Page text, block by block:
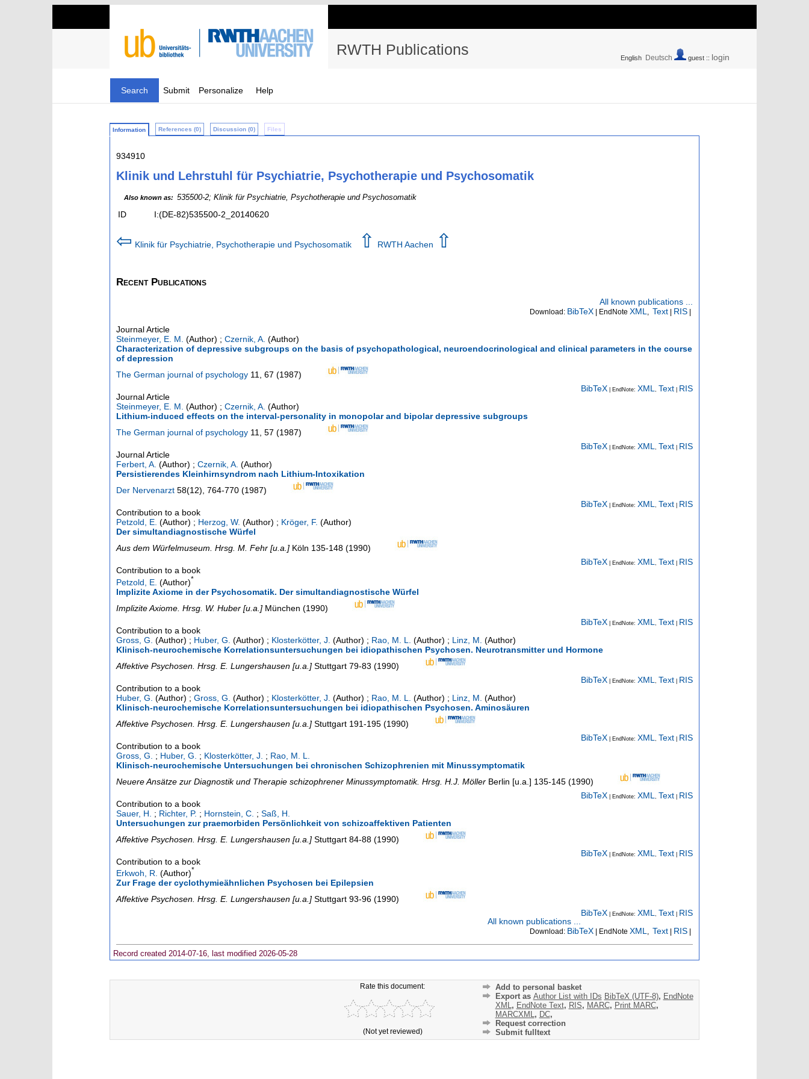
RWTH Publications English Deutsch guest :: login
Search Submit Personalize Help
Information References (0) Discussion (0) Files
934910
Klinik und Lehrstuhl für Psychiatrie, Psychotherapie und Psychosomatik
Also known as: 535500-2; Klinik für Psychiatrie, Psychotherapie und Psychosomatik
ID I:(DE-82)535500-2_20140620
⇦ Klinik für Psychiatrie, Psychotherapie und Psychosomatik ⇧ RWTH Aachen ⇧
Recent Publications
All known publications ...
Download: BibTeX | EndNote XML Text RIS
Journal Article
Steinmeyer, E. M. (Author) ; Czernik, A. (Author)
Characterization of depressive subgroups on the basis of psychopathological, neuroendocrinological and clinical parameters in the course
of depression
The German journal of psychology 11 67 (1987)
BibTeX | EndNote: XML , Text RIS
Journal Article
Steinmeyer, E. M. (Author) ; Czernik, A. (Author)
Lithium-induced effects on the interval-personality in monopolar and bipolar depressive subgroups
The German journal of psychology 11 57 (1987)
BibTeX | EndNote: XML , Text RIS
Journal Article
Ferbert, A. (Author) ; Czernik, A. (Author)
Persistierendes Kleinhirnsyndrom nach Lithium-Intoxikation
Der Nervenarzt 58(12), 764-770 (1987)
BibTeX | EndNote: XML , Text RIS
Contribution to a book
Petzold, E. (Author) ; Herzog, W. (Author) ; Kröger, F. (Author)
Der simultandiagnostische Würfel
Aus dem Würfelmuseum. Hrsg. M. Fehr [u.a.] Köln 135-148 (1990)
BibTeX | EndNote: XML , Text RIS
Contribution to a book
Petzold, E. (Author)*
Implizite Axiome in der Psychosomatik. Der simultandiagnostische Würfel
Implizite Axiome. Hrsg. W. Huber [u.a.] München (1990)
BibTeX | EndNote: XML Text RIS
Contribution to a book
Gross, G. (Author) ; Huber, G. (Author) ; Klosterkötter, J. (Author) ; Rao, M. L. (Author) ; Linz, M. (Author)
Klinisch-neurochemische Korrelationsuntersuchungen bei idiopathischen Psychosen. Neurotransmitter und Hormone
Affektive Psychosen. Hrsg. E. Lungershausen [u.a.] Stuttgart 79-83 (1990)
BibTeX | EndNote: XML Text RIS
Contribution to a book
Huber, G. (Author) ; Gross, G. (Author) ; Klosterkötter, J. (Author) ; Rao, M. L. (Author) ; Linz, M. (Author)
Klinisch-neurochemische Korrelationsuntersuchungen bei idiopathischen Psychosen. Aminosäuren
Affektive Psychosen. Hrsg. E. Lungershausen [u.a.] Stuttgart 191-195 (1990)
BibTeX | EndNote: XML Text RIS
Contribution to a book
Gross, G.
; Huber, G. ; Klosterkötter, J. ; Rao, M. L.
Klinisch-neurochemische Untersuchungen bei chronischen Schizophrenien mit Minussymptomatik
Neuere Ansätze zur Diagnostik und Therapie schizophrener Minussymptomatik. Hrsg. H.J. Möller Berlin [u.a.] 135-145 (1990)
BibTeX | EndNote: XML Text RIS
Contribution to a book
Sauer, H.
; Richter, P. ; Hornstein, C. ; Saß, H.
Untersuchungen zur praemorbiden Persönlichkeit von schizoaffektiven Patienten
Affektive Psychosen. Hrsg. E. Lungershausen [u.a.] Stuttgart 84-88 (1990)
BibTeX | EndNote: XML Text RIS
Contribution to a book
Erkwoh, R. (Author)*
Zur Frage der cyclothymieähnlichen Psychosen bei Epilepsien
Affektive Psychosen. Hrsg. E. Lungershausen [u.a.] Stuttgart 93-96 (1990)
BibTeX | EndNote: XML, Text RIS
All known publications ...
Download: BibTeX | EndNote XML Text RIS
Record created 2014-07-16, last modified 2026-05-28
Rate this document:
(Not yet reviewed)
Add to personal basket
Export as Author List with IDs BibTeX (UTF-8), EndNote
XML, EndNote Text, RIS, MARC, Print MARC,
MARCXML, DC,
Request correction
Submit fulltext